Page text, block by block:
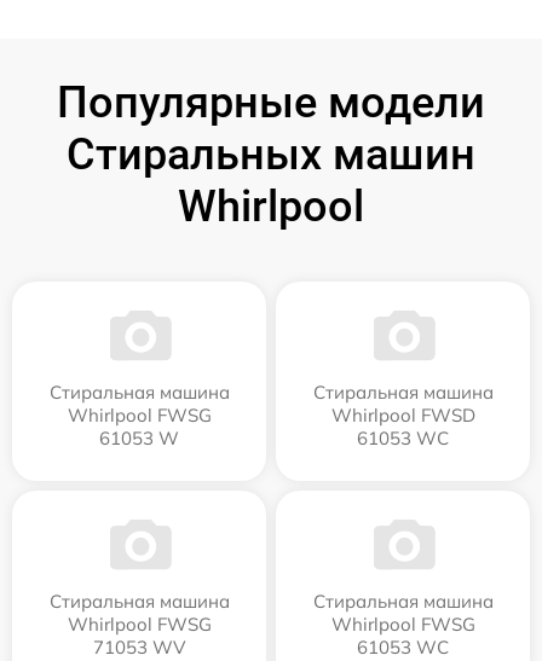
Популярные модели
Стиральных машин
Whirlpool
Стиральная машина
Whirlpool FWSG
61053 W
Стиральная машина
Whirlpool FWSD
61053 WC
Стиральная машина
Whirlpool FWSG
71053 WV
Стиральная машина
Whirlpool FWSG
61053 WC